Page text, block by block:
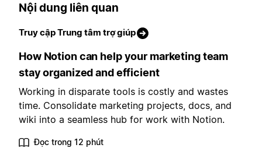
Nội dung liên quan
Truy cập Trung tâm trợ giúp
How Notion can help your marketing team
stay organized and efficient
Working in disparate tools is costly and wastes
time. Consolidate marketing projects, docs, and
wiki into a seamless hub for work with Notion.
Đọc trong 12 phút